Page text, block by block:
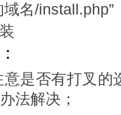
名/install.php”
是否有打叉的
法解决；